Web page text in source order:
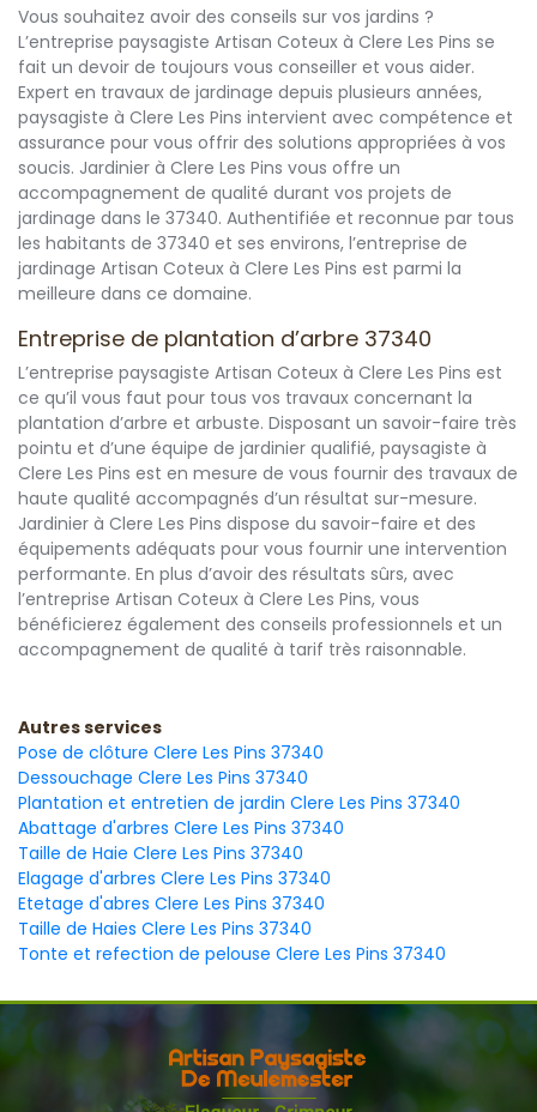
Vous souhaitez avoir des conseils sur vos jardins ?
L’entreprise paysagiste Artisan Coteux à Clere Les Pins se
fait un devoir de toujours vous conseiller et vous aider.
Expert en travaux de jardinage depuis plusieurs années,
paysagiste à Clere Les Pins intervient avec compétence et
assurance pour vous offrir des solutions appropriées à vos
soucis. Jardinier à Clere Les Pins vous offre un
accompagnement de qualité durant vos projets de
jardinage dans le 37340. Authentifiée et reconnue par tous
les habitants de 37340 et ses environs, l’entreprise de
jardinage Artisan Coteux à Clere Les Pins est parmi la
meilleure dans ce domaine.
Entreprise de plantation d’arbre 37340
L’entreprise paysagiste Artisan Coteux à Clere Les Pins est
ce qu’il vous faut pour tous vos travaux concernant la
plantation d’arbre et arbuste. Disposant un savoir-faire très
pointu et d’une équipe de jardinier qualifié, paysagiste à
Clere Les Pins est en mesure de vous fournir des travaux de
haute qualité accompagnés d’un résultat sur-mesure.
Jardinier à Clere Les Pins dispose du savoir-faire et des
équipements adéquats pour vous fournir une intervention
performante. En plus d’avoir des résultats sûrs, avec
l’entreprise Artisan Coteux à Clere Les Pins, vous
bénéficierez également des conseils professionnels et un
accompagnement de qualité à tarif très raisonnable.
Autres services
Pose de clôture Clere Les Pins 37340
Dessouchage Clere Les Pins 37340
Plantation et entretien de jardin Clere Les Pins 37340
Abattage d'arbres Clere Les Pins 37340
Taille de Haie Clere Les Pins 37340
Elagage d'arbres Clere Les Pins 37340
Etetage d'abres Clere Les Pins 37340
Taille de Haies Clere Les Pins 37340
Tonte et refection de pelouse Clere Les Pins 37340